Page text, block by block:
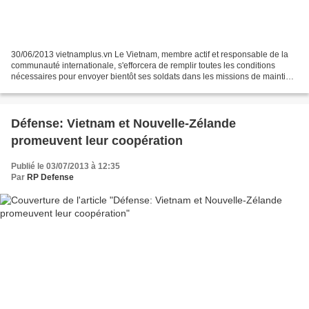
30/06/2013 vietnamplus.vn Le Vietnam, membre actif et responsable de la
communauté internationale, s'efforcera de remplir toutes les conditions
nécessaires pour envoyer bientôt ses soldats dans les missions de maintien
Défense: Vietnam et Nouvelle-Zélande
promeuvent leur coopération
Publié le 03/07/2013 à 12:35
Par RP Defense